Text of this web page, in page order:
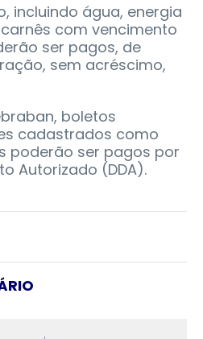
incluindo água, energia
com vencimento
ser pagos, de
sem acréscimo,
boletos
cadastrados como
poderão ser pagos por
Autorizado (DDA).